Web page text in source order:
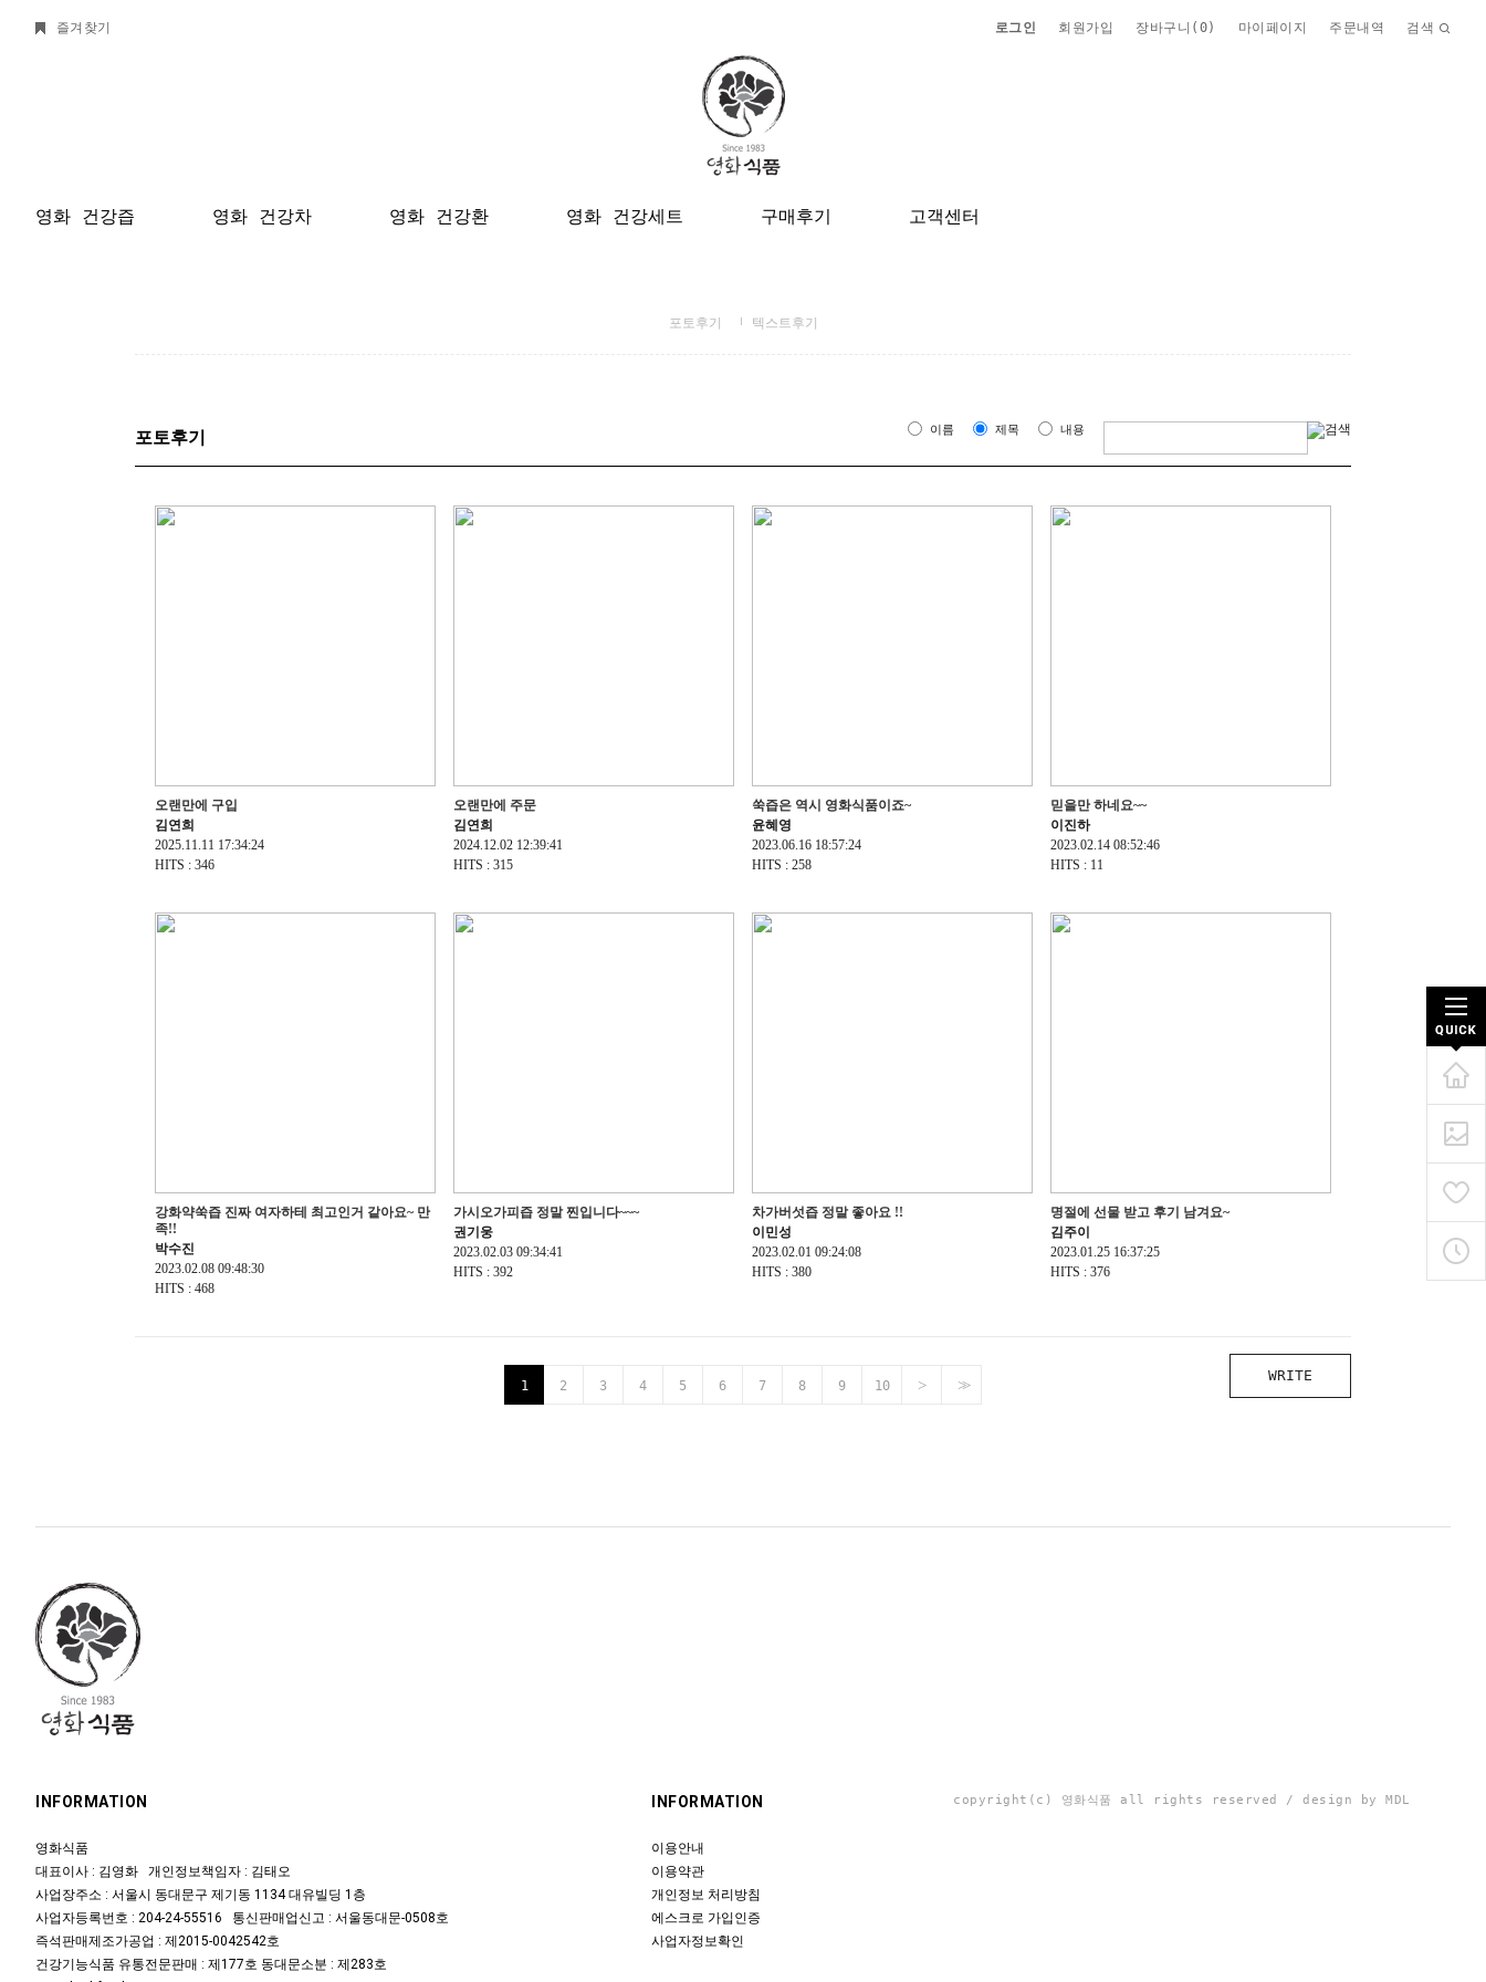
즐겨찾기 로그인 회원가입 장바구니( 0) 마이페이지 주문내역 검색
영화 건강즙 영화 건강차 영화 건강환 영화 건강세트 구매후기 고객센터
포토후기 텍스트후기
포토후기 이름 제목 내용
오랜만에 구입
김연희
2025.11.11 17:34:24
HITS : 346
오랜만에 주문
김연희
2024.12.02 12:39:41
HITS : 315
쑥즙은 역시 영화식품이죠~
윤혜영
2023.06.16 18:57:24
HITS : 258
믿을만 하네요~~
이진하
2023.02.14 08:52:46
HITS : 11
강화약쑥즙 진짜 여자하테 최고인거 같아요~ 만
족!!
박수진
2023.02.08 09:48:30
HITS : 468
가시오가피즙 정말 찐입니다~~~
권기웅
2023.02.03 09:34:41
HITS : 392
차가버섯즙 정말 좋아요 !!
이민성
2023.02.01 09:24:08
HITS : 380
명절에 선물 받고 후기 남겨요~
김주이
2023.01.25 16:37:25
HITS : 376
WRITE
1 2 3 4 5 6 7 8 9 10 > >>
INFORMATION
영화식품
대표이사 : 김영화 개인정보책임자 : 김태오
사업장주소 : 서울시 동대문구 제기동 1134 대유빌딩 1층
사업자등록번호 : 204-24-55516 통신판매업신고 : 서울동대문-0508호
즉석판매제조가공업 : 제2015-0042542호
건강기능식품 유통전문판매 : 제177호 동대문소분 : 제283호
INFORMATION
이용안내
이용약관
개인정보 처리방침
에스크로 가입인증
사업자정보확인
copyright(c) 영화식품 all rights reserved / design by MDL